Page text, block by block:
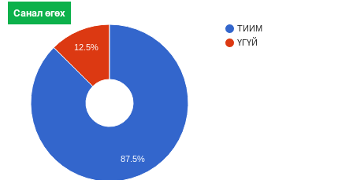
Санал өгөх
ТИЙМ
ҮГҮЙ
12.5%
87.5%